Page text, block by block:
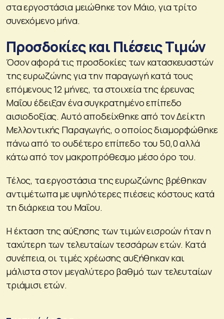
στα εργοστάσια μειώθηκε τον Μάιο, για τρίτο
συνεχόμενο μήνα.
Προσδοκίες και Πιέσεις Τιμών
Όσον αφορά τις προσδοκίες των κατασκευαστών
της ευρωζώνης για την παραγωγή κατά τους
επόμενους 12 μήνες, τα στοιχεία της έρευνας
Μαΐου έδειξαν ένα συγκρατημένο επίπεδο
αισιοδοξίας. Αυτό αποδείχθηκε από τον Δείκτη
Μελλοντικής Παραγωγής, ο οποίος διαμορφώθηκε
πάνω από το ουδέτερο επίπεδο του 50,0 αλλά
κάτω από τον μακροπρόθεσμο μέσο όρο του.
Τέλος, τα εργοστάσια της ευρωζώνης βρέθηκαν
αντιμέτωπα με υψηλότερες πιέσεις κόστους κατά
τη διάρκεια του Μαΐου.
Η έκταση της αύξησης των τιμών εισροών ήταν η
ταχύτερη των τελευταίων τεσσάρων ετών. Κατά
συνέπεια, οι τιμές χρέωσης αυξήθηκαν και
μάλιστα στον μεγαλύτερο βαθμό των τελευταίων
τριάμισι ετών.